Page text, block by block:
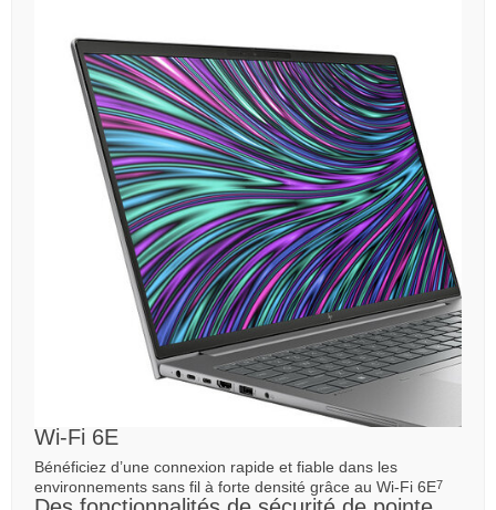
Wi-Fi 6E
Bénéficiez d’une connexion rapide et fiable dans les
environnements sans fil à forte densité grâce au Wi-Fi 6E7